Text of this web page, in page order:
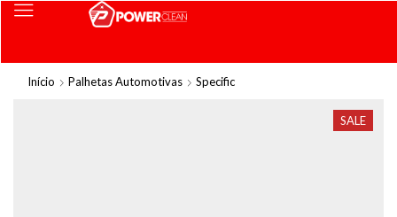
Início Palhetas Automotivas Specific
SALE